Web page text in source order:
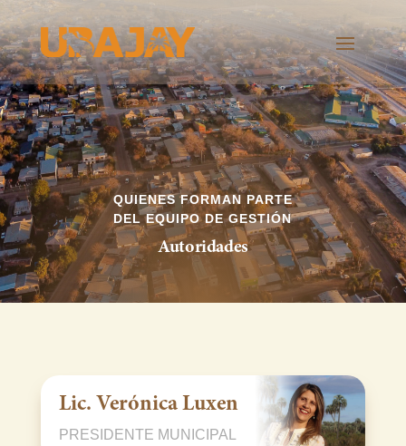
QUIENES FORMAN PARTE
DEL EQUIPO DE GESTIÓN
Autoridades
Lic. Verónica Luxen
PRESIDENTE MUNICIPAL